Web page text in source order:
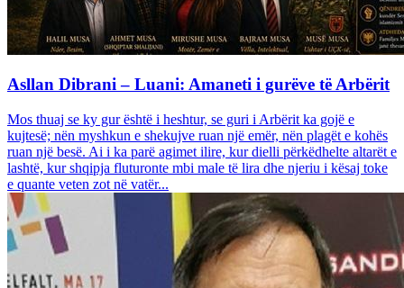
Asllan Dibrani – Luani: Amaneti i gurëve të Arbërit
Mos thuaj se ky gur është i heshtur, se guri i Arbërit ka gojë e
kujtesë; nën myshkun e shekujve ruan një emër, nën plagët e kohës
ruan një besë. Ai i ka parë agimet ilire, kur dielli përkëdhelte altarët e
lashtë, kur shqipja fluturonte mbi male të lira dhe njeriu i kësaj toke
e quante veten zot në vatër...